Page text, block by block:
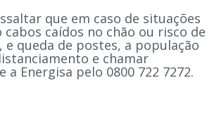
que em caso de situações
cabos caídos no chão ou risco de
e queda de postes, a população
e chamar
a Energisa pelo 0800 722 7272.